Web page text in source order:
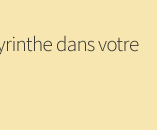
dans votre